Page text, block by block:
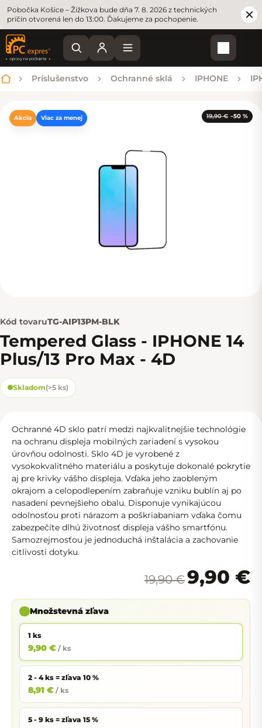
Pobočka Košice – Žižkova bude dňa 7. 8. 2026 z technických
príčin otvorená len do 13:00. Ďakujeme za pochopenie.
Domov
Príslušenstvo Ochranné sklá IPHONE
Akcia Viac za menej 19,90 € –50 %
Kód tovaruTG-AIP13PM-BLK
Tempered Glass - IPHONE 14
Plus/13 Pro Max - 4D
Skladom(>5 ks)
Ochranné 4D sklo patrí medzi najkvalitnejšie technológie
na ochranu displeja mobilných zariadení s vysokou
úrovňou odolnosti. Sklo 4D je vyrobené z
vysokokvalitného materiálu a poskytuje dokonalé pokrytie
aj pre krivky vášho displeja. Vďaka jeho zaobleným
okrajom a celopodlepením zabraňuje vzniku bublín aj po
nasadení pevnejšieho obalu. Disponuje vynikajúcou
odolnosťou proti nárazom a poškriabaniam vďaka čomu
zabezpečíte dlhú životnosť displeja vášho smartfónu.
Samozrejmosťou je jednoduchá inštalácia a zachovanie
citlivosti dotyku.
19,90 €9,90 €
Množstevná zľava
1 ks
9,90 € / ks
2 - 4 ks = zľava 10 %
8,91 € / ks
5 - 9 ks = zľava 15 %